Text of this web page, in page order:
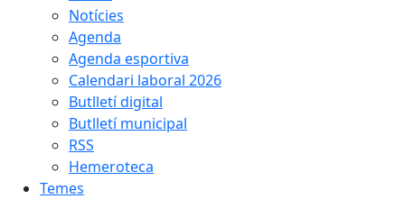
Notícies
Agenda
Agenda esportiva
Calendari laboral 2026
Butlletí digital
Butlletí municipal
RSS
Hemeroteca
Temes